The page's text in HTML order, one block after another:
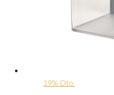
19% Dto.